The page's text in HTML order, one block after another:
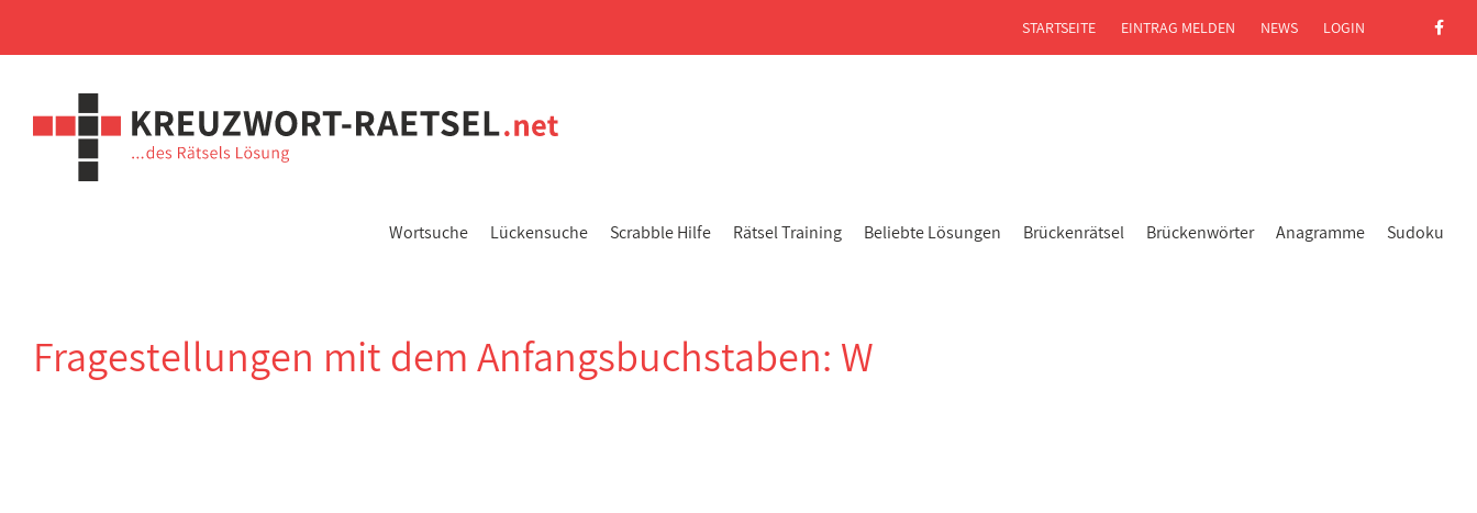
Wortsuche Lückensuche Scrabble Hilfe Rätsel Training Beliebte Lösungen Brückenrätsel Brückenwörter Anagramme Sudoku
STARTSEITE EINTRAG MELDEN NEWS LOGIN
Fragestellungen mit dem Anfangsbuchstaben: W